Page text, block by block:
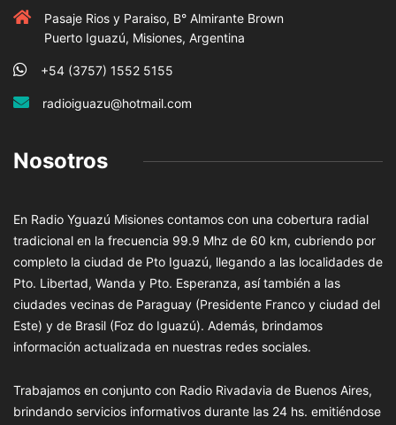
Pasaje Rios y Paraiso, B° Almirante Brown
Puerto Iguazú, Misiones, Argentina
+54 (3757) 1552 5155
radioiguazu@hotmail.com
Nosotros
En Radio Yguazú Misiones contamos con una cobertura radial
tradicional en la frecuencia 99.9 Mhz de 60 km, cubriendo por
completo la ciudad de Pto Iguazú, llegando a las localidades de
Pto. Libertad, Wanda y Pto. Esperanza, así también a las
ciudades vecinas de Paraguay (Presidente Franco y ciudad del
Este) y de Brasil (Foz do Iguazú). Además, brindamos
información actualizada en nuestras redes sociales.
Trabajamos en conjunto con Radio Rivadavia de Buenos Aires,
brindando servicios informativos durante las 24 hs. emitiéndose